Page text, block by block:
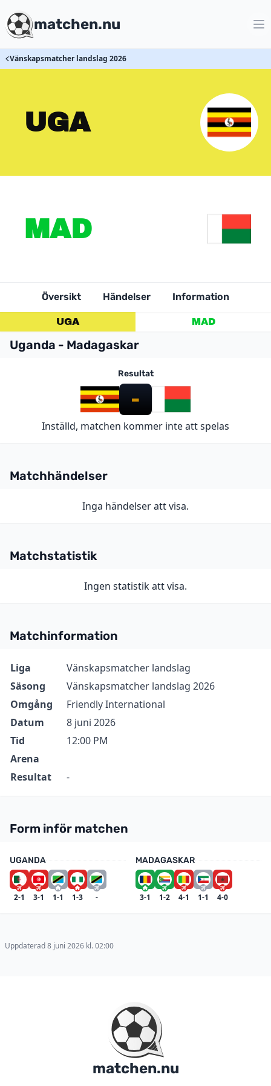
matchen.nu
Vänskapsmatcher landslag 2026
UGA
MAD
Översikt Händelser Information
UGA MAD
Uganda - Madagaskar
Resultat
-
Inställd, matchen kommer inte att spelas
Matchhändelser
Inga händelser att visa.
Matchstatistik
Ingen statistik att visa.
Matchinformation
InformationVärde
Liga
Vänskapsmatcher landslag
Säsong
Vänskapsmatcher landslag 2026
Omgång
Friendly International
Datum
8 juni 2026
Tid
12:00 PM
Arena
Resultat
-
Form inför matchen
UGANDA
2-1 3-1 1-1 1-3 -
MADAGASKAR
3-1 1-2 4-1 1-1 4-0
Uppdaterad 8 juni 2026 kl. 02:00
matchen.nu